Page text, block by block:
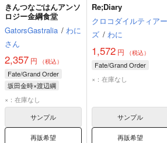
きんつなごはんアンソ
ロジー金綱食堂
GatorsGastralia / わに
さん
2,357 円 （税込）
Fate/Grand Order
坂田金時×渡辺綱
坂田金時
×：在庫なし
サンプル
再販希望
Re;Diary
クロコダイルティアー
ズ / わに
1,572 円 （税込）
Fate/Grand Order
×：在庫なし
サンプル
再販希望